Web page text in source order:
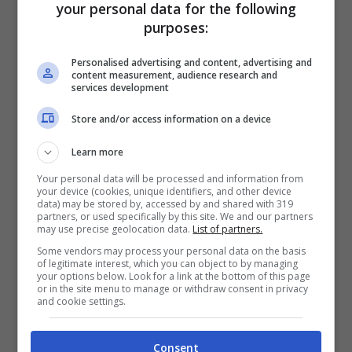
significato preciso, l’aggiunta di un
piccolo pensiero dimostrano attenzione e
cura, trasformando un semplice regalo
nell’espressione più unica dei vostri
sentimenti. Se l’idea quindi è di regalare
“non solo fiori”,Interfloraoffre una vasta
gamma di alternative che non mancano
certo di originalità.
Rose stabilizzate: l’eleganza che
dura nel tempo
your personal data for the following
purposes:
Personalised advertising and content, advertising and
content measurement, audience research and
services development
Store and/or access information on a device
Learn more
Your personal data will be processed and information from
your device (cookies, unique identifiers, and other device
data) may be stored by, accessed by and shared with 319
partners, or used specifically by this site. We and our partners
may use precise geolocation data. List of partners.
Some vendors may process your personal data on the basis
of legitimate interest, which you can object to by managing
your options below. Look for a link at the bottom of this page
or in the site menu to manage or withdraw consent in privacy
and cookie settings.
Consent